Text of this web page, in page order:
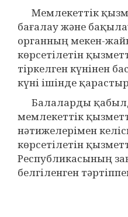
Мемлекеттік
бағалау және
органның мекен-
көрсетілетін
тіркелген күнінен
күні ішінде
Балаларды
мемлекеттік
нәтижелерімен
көрсетілетін
Республикасының
белгіленген